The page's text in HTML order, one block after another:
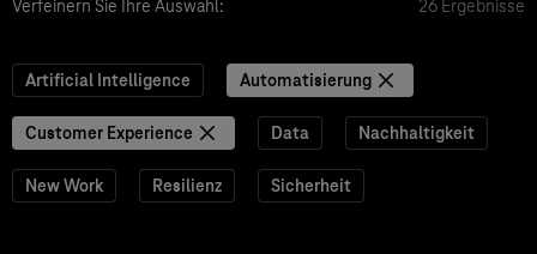
Verfeinern Sie Ihre Auswahl: 26 Ergebnisse
Artificial Intelligence Automatisierung
Customer Experience Data Nachhaltigkeit
New Work Resilienz Sicherheit